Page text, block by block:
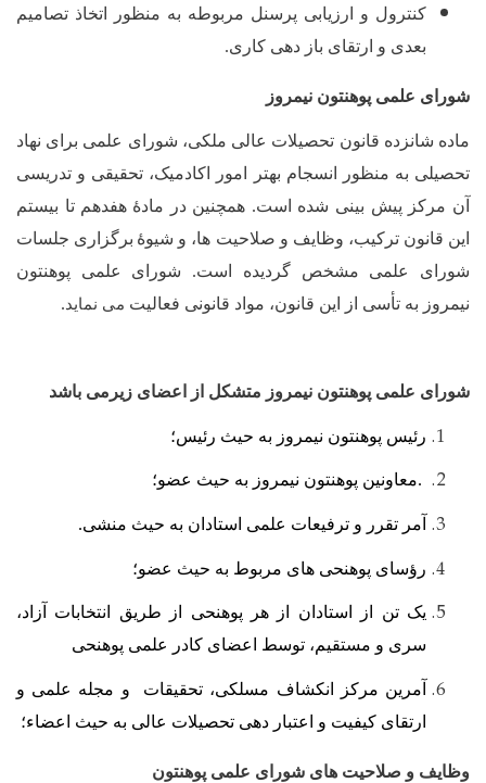
کنترول و ارزیابی پرسنل مربوطه به منظور اتخاذ تصامیم
بعدی و ارتقای باز دهی کاری.
شورای علمی پوهنتون نیمروز
ماده شانزده قانون تحصیلات عالی ملکی، شورای علمی برای نهاد
تحصیلی به منظور انسجام بهتر امور اکادمیک، تحقیقی و تدریسی
آن مرکز پیش بینی شده است. همچنین در مادۀ هفدهم تا بیستم
این قانون ترکیب، وظایف و صلاحیت ها، و شیوۀ برگزاری جلسات
شورای علمی مشخص گردیده است. شورای علمی پوهنتون
نیمروز به تأسی از این قانون، مواد قانونی فعالیت می نماید.
شورای علمی پوهنتون نیمروز متشکل از اعضای زیرمی باشد
رئیس پوهنتون نیمروز به حیث رئیس؛
.معاونین پوهنتون نیمروز به حیث عضو؛
آمر تقرر و ترفیعات علمی استادان به حیث منشی.
رؤسای پوهنحی های مربوط به حیث عضو؛
یک تن از استادان از هر پوهنحی از طریق انتخابات آزاد،
سری و مستقیم، توسط اعضای کادر علمی پوهنحی
آمرین مرکز انکشاف مسلکی، تحقیقات و مجله علمی و
ارتقای کیفیت و اعتبار دهی تحصیلات عالی به حیث اعضاء؛
وظایف و صلاحیت های شورای علمی پوهنتون